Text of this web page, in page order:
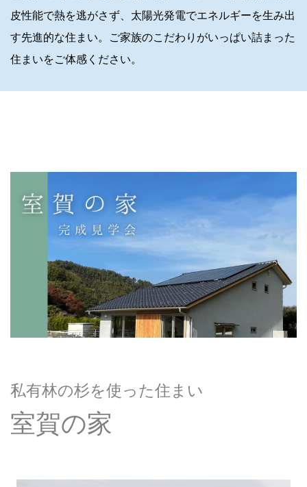
皮性能で熱を逃がさず、太陽光発電でエネルギーを生み出
す先進的な住まい。ご家族のこだわりがいっぱい詰まった
住まいをご体感ください。
私有林の杉を使った住まい
室賀の家